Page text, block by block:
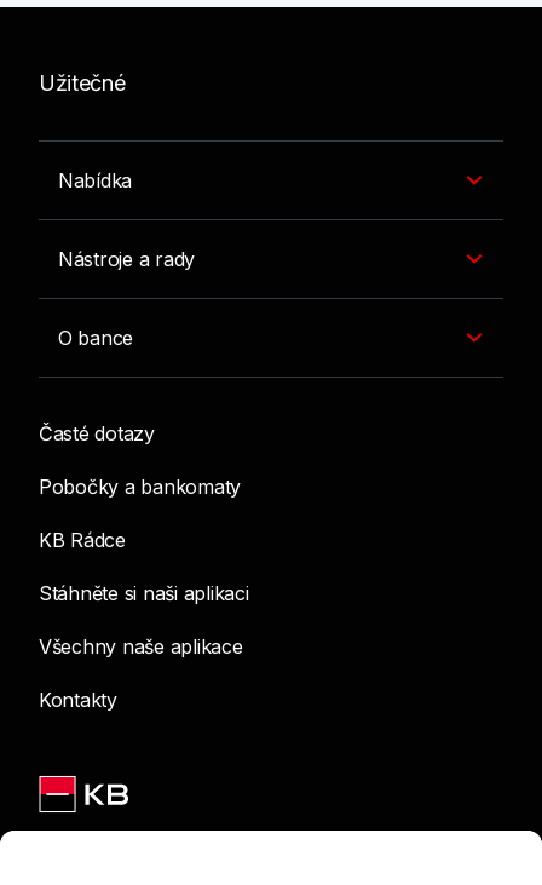
Užitečné
Nabídka
Nástroje a rady
O bance
Časté dotazy
Pobočky a bankomaty
KB Rádce
Stáhněte si naši aplikaci
Všechny naše aplikace
Kontakty